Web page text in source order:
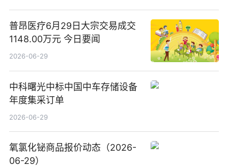
普昂医疗6月29日大宗交易成交
1148.00万元 今日要闻
2026-06-29
中科曙光中标中国中车存储设备
年度集采订单
2026-06-29
氧氯化铋商品报价动态（2026-
06-29）